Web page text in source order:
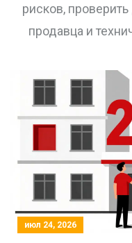
рисков,
продавца и
июл 24, 2026